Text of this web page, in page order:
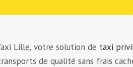
Lille, votre solution de taxi
de qualité sans frais